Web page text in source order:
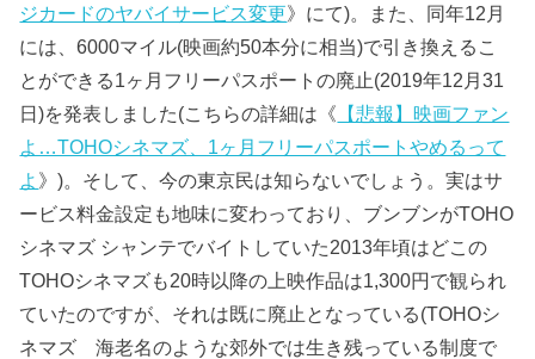
ジカードのヤバイサービス変更》にて)。また、同年12月
には、6000マイル(映画約50本分に相当)で引き換えるこ
とができる1ヶ月フリーパスポートの廃止(2019年12月31
日)を発表しました(こちらの詳細は《 【悲報】映画ファン
よ…TOHOシネマズ、1ヶ月フリーパスポートやめるって
よ 》)。そして、今の東京民は知らないでしょう。実はサ
ービス料金設定も地味に変わっており、ブンブンがTOHO
シネマズ シャンテでバイトしていた2013年頃はどこの
TOHOシネマズも20時以降の上映作品は1,300円で観られ
ていたのですが、それは既に廃止となっている(TOHOシ
ネマズ 海老名のような郊外では生き残っている制度で